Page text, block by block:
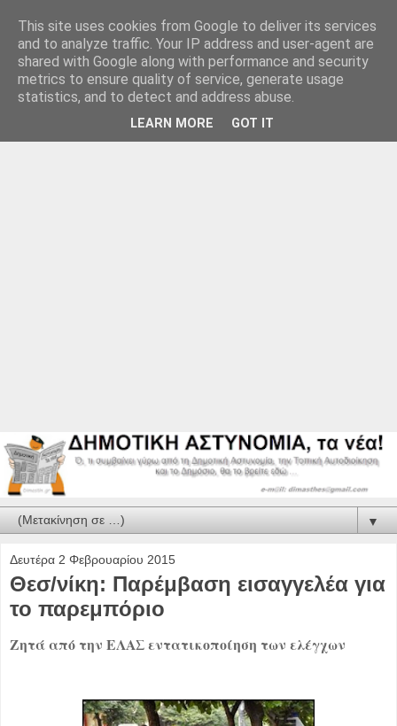
▼
Δευτέρα 2 Φεβρουαρίου 2015
Θεσ/νίκη: Παρέμβαση εισαγγελέα για
το παρεμπόριο
Ζητά από την ΕΛΑΣ εντατικοποίηση των ελέγχων
This site uses cookies from Google to deliver its services
and to analyze traffic. Your IP address and user-agent are
shared with Google along with performance and security
metrics to ensure quality of service, generate usage
statistics, and to detect and address abuse.
LEARN MORE GOT IT